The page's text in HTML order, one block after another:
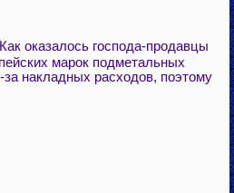
оказалось господа-продавцы
марок подметальных
накладных расходов, поэтому